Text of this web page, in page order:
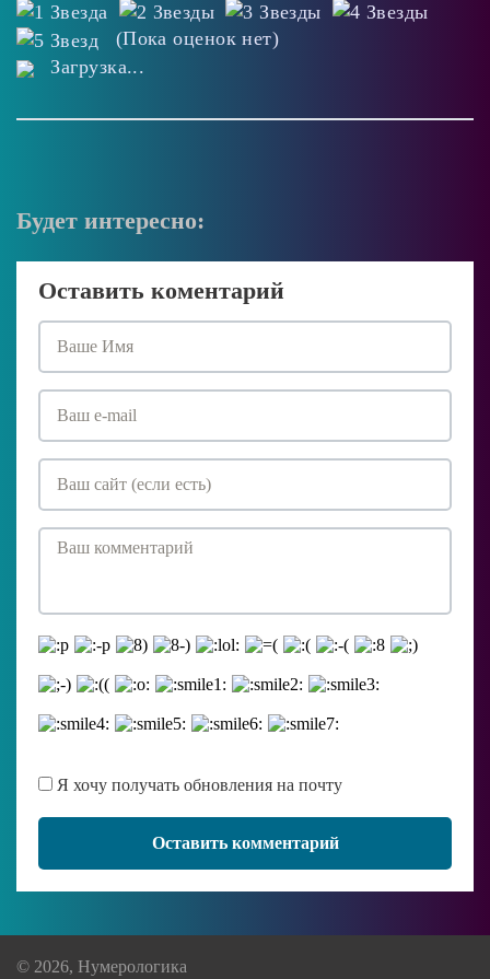
(Пока оценок нет)
Загрузка...
Будет интересно:
Оставить коментарий
Я хочу получать обновления на почту
Оставить комментарий
© 2026, Нумерологика